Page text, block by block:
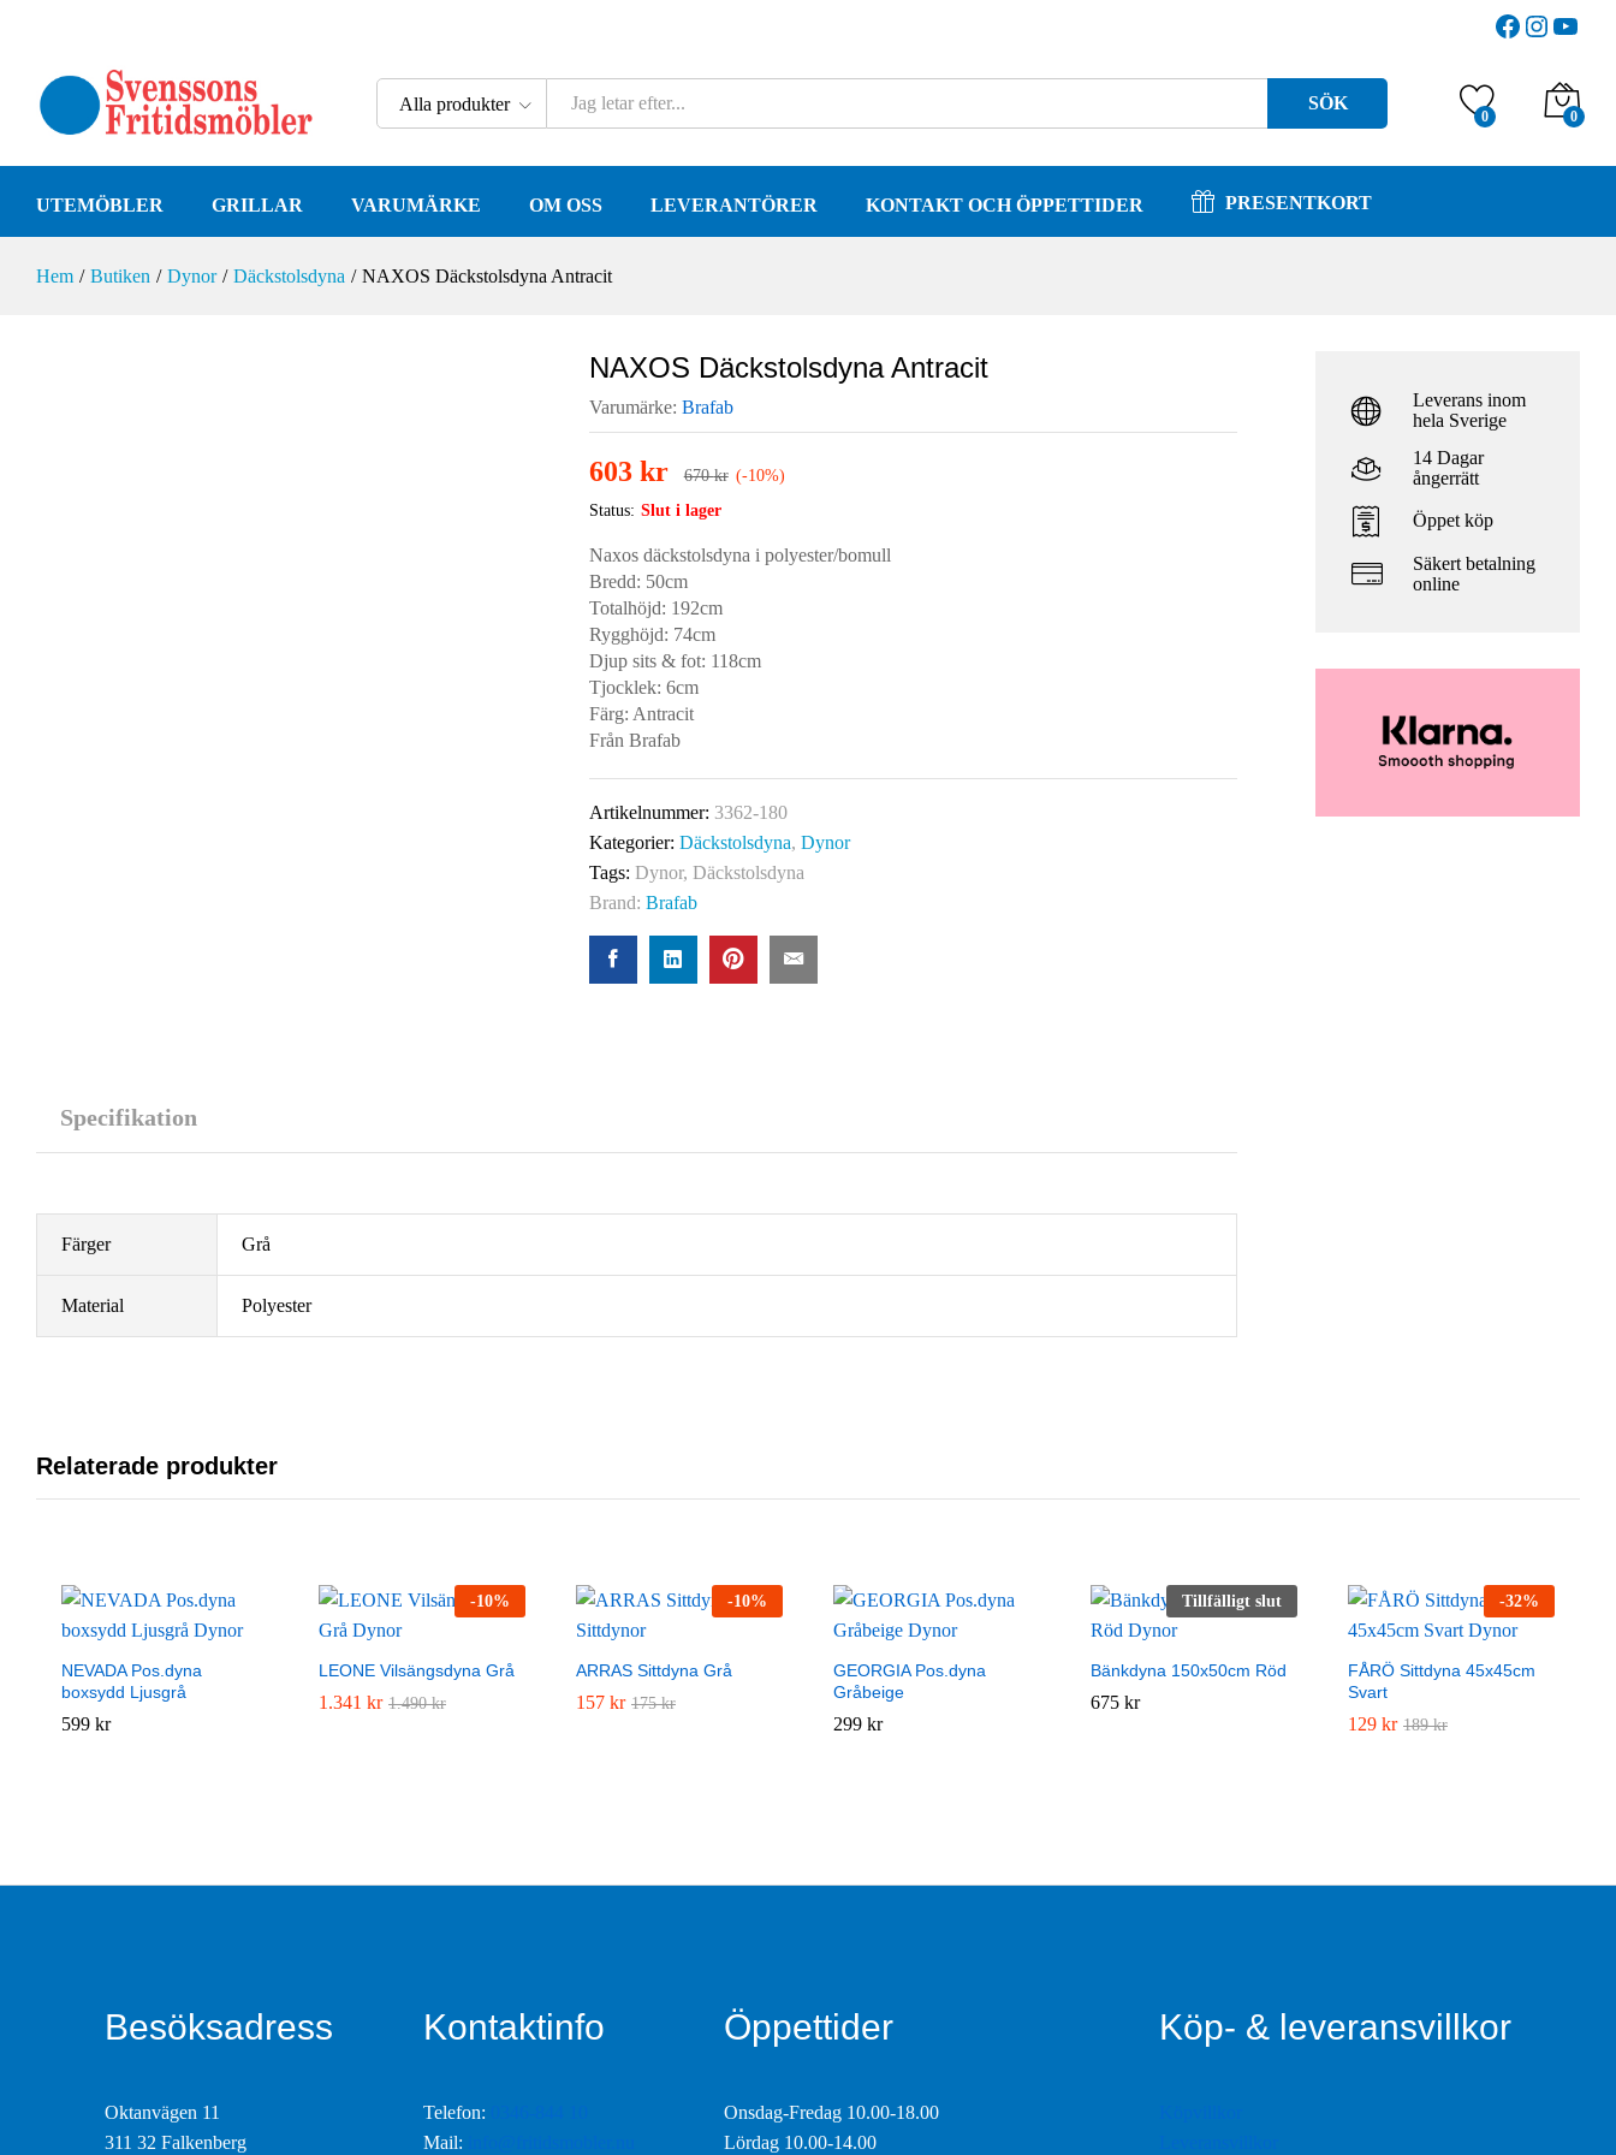
Facebook
Alla produkter SÖK
0 0
UTEMÖBLER GRILLAR VARUMÄRKE OM OSS LEVERANTÖRER KONTAKT OCH ÖPPETTIDER PRESENTKORT
Hem / Butiken / Dynor / Däckstolsdyna / NAXOS Däckstolsdyna Antracit
NAXOS Däckstolsdyna Antracit
Varumärke: Brafab
603 kr 670kr (-10%)
Status: Slut i lager
Naxos däckstolsdyna i polyester/bomull
Bredd: 50cm
Totalhöjd: 192cm
Rygghöjd: 74cm
Djup sits & fot: 118cm
Tjocklek: 6cm
Färg: Antracit
Från Brafab
Artikelnummer: 3362-180
Kategorier: Däckstolsdyna, Dynor
Tags: Dynor, Däckstolsdyna
Brand: Brafab
Specifikation
Färger Grå
Material Polyester
Leverans inom
hela Sverige
14 Dagar
ångerrätt
Öppet köp
Säkert betalning
online
Relaterade produkter
NEVADA Pos.dyna
boxsydd Ljusgrå
599 kr
599 kr
-10%
LEONE Vilsängsdyna Grå
1.341 kr 1.490kr
1.341 kr 1.490kr
-10%
ARRAS Sittdyna Grå
157 kr 175kr
157 kr 175kr
GEORGIA Pos.dyna
Gråbeige
299 kr
299 kr
Tillfälligt slut
Bänkdyna 150x50cm Röd
675 kr
675 kr
-32%
FÅRÖ Sittdyna 45x45cm
Svart
129 kr 189kr
129 kr 189kr
Besöksadress
Oktanvägen 11
311 32 Falkenberg
Kontaktinfo
Telefon:
Mail:
Öppettider
Onsdag-Fredag 10.00-18.00
Lördag 10.00-14.00
Köp- & leveransvillkor
NAXOS Däckstolsdyna Antracit
Specifikation
603 kr
670kr